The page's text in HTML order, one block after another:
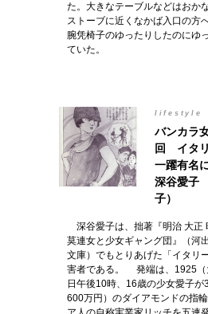
た。大きなテーブルなどはおか
ストーブに近くなかば入口の方
腕凭椅子のゆったりしたのにゆ
ていた。
lifestyle
バンカラ
回 イタ
一躍有名
深谷愛子
子）
深谷愛子は、拙著『明治 大正
莫連女と少女ギャング団』（河
文庫）でもとりあげた「イタリ
害者である。 発端は、1925（
日午後10時、16歳の少女愛子
600万円）のダイアモンドの指